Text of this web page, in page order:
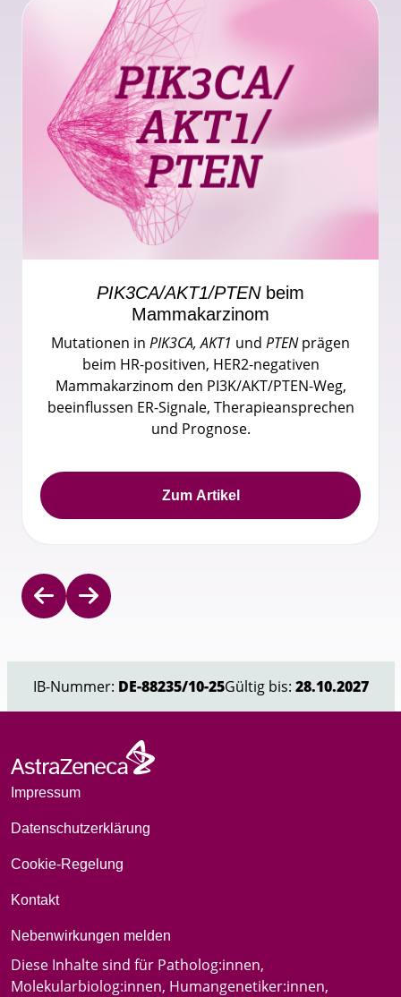
PIK3CA/AKT1/PTENbeim
Mammakarzinom
Mutationen in PIK3CA, AKT1 und PTENprägen
beim HR-positiven, HER2-negativen
Mammakarzinom den PI3K/AKT/PTEN-Weg,
beeinflussen ER-Signale, Therapieansprechen
und Prognose.
Zum Artikel
IB-Nummer: DE-88235/10-25Gültig bis: 28.10.2027
Impressum
Datenschutzerklärung
Cookie-Regelung
Kontakt
Nebenwirkungen melden
Diese Inhalte sind für Patholog:innen,
Molekularbiolog:innen, Humangenetiker:innen,